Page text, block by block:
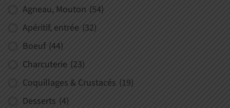
Agneau, Mouton (54)
Apéritif, entrée (32)
Boeuf (44)
Charcuterie (23)
Coquillages & Crustacés (19)
Desserts (4)